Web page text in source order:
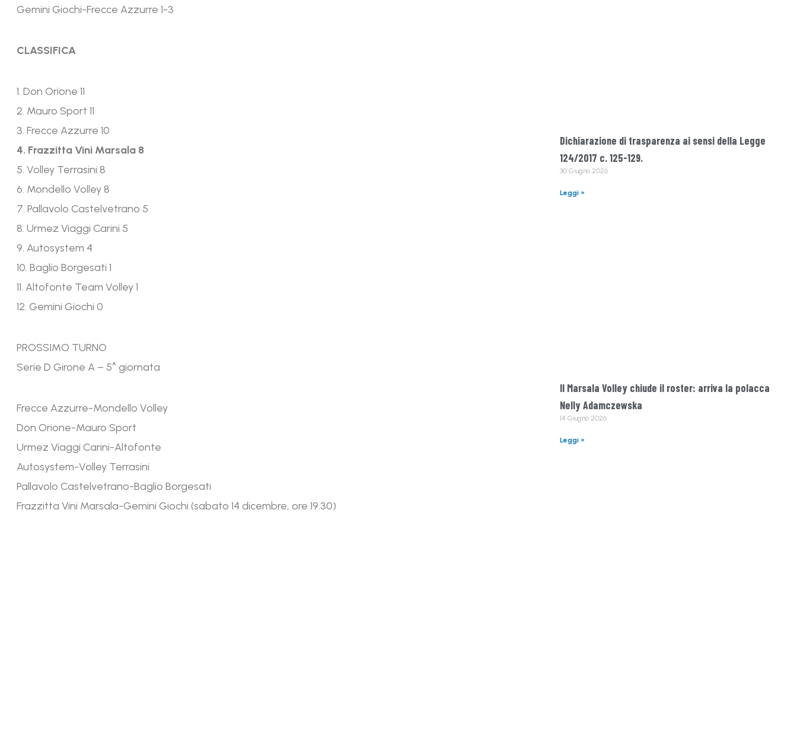
Gemini Giochi-Frecce Azzurre 1-3
CLASSIFICA
1. Don Orione 11
2. Mauro Sport 11
3. Frecce Azzurre 10
4. Frazzitta Vini Marsala 8
5. Volley Terrasini 8
6. Mondello Volley 8
7. Pallavolo Castelvetrano 5
8. Urmez Viaggi Carini 5
9. Autosystem 4
10. Baglio Borgesati 1
11. Altofonte Team Volley 1
12. Gemini Giochi 0
PROSSIMO TURNO
Serie D Girone A – 5^ giornata
Frecce Azzurre-Mondello Volley
Don Orione-Mauro Sport
Urmez Viaggi Carini-Altofonte
Autosystem-Volley Terrasini
Pallavolo Castelvetrano-Baglio Borgesati
Frazzitta Vini Marsala-Gemini Giochi (sabato 14 dicembre, ore 19.30)
Dichiarazione di trasparenza ai sensi della Legge
124/2017 c. 125-129.
30 Giugno 2026
Leggi »
Il Marsala Volley chiude il roster: arriva la polacca
Nelly Adamczewska
14 Giugno 2026
Leggi »